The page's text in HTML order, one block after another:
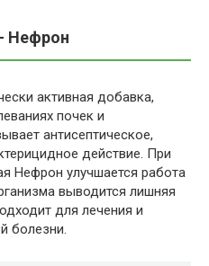
Нефрон
активная добавка,
почек и
антисептическое,
действие. При
Нефрон улучшается работа
выводится лишняя
для лечения и
болезни.